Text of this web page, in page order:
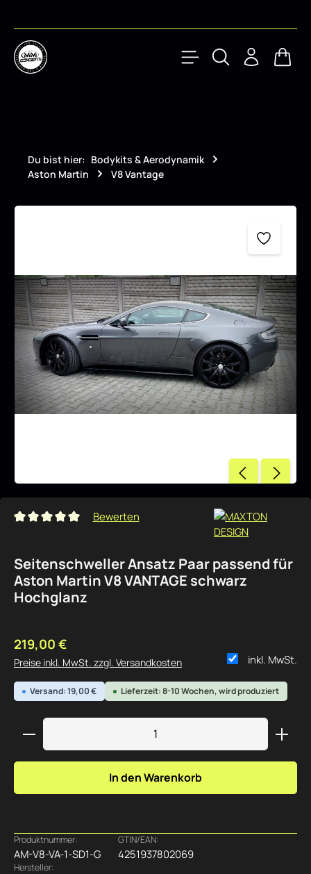
Du bist hier: Bodykits & Aerodynamik
Aston Martin
V8 Vantage
Bildergalerie überspringen
Durchschnittliche Bewertung von 0 von 5 Sternen
Bewerten
Seitenschweller Ansatz Paar passend für
Aston Martin V8 VANTAGE schwarz
Hochglanz
Regulärer Preis:
219,00 €
inkl. MwSt.
Preise inkl. MwSt. zzgl. Versandkosten
Versand: 19,00 € Lieferzeit: 8-10 Wochen, wird produziert
Produkt Anzahl: Gib den gewünschten Wert ein
In den Warenkorb
Produktnummer:
AM-V8-VA-1-SD1-G
GTIN/EAN:
4251937802069
Hersteller: